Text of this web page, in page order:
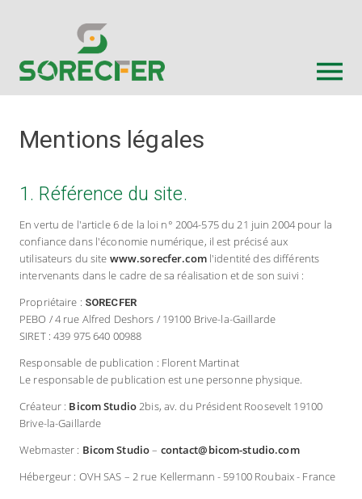
Mentions légales
1. Référence du site.
En vertu de l'article 6 de la loi n° 2004-575 du 21 juin 2004 pour la
confiance dans l'économie numérique, il est précisé aux
utilisateurs du site www.sorecfer.coml'identité des différents
intervenants dans le cadre de sa réalisation et de son suivi :
Propriétaire : SORECFER
PEBO / 4 rue Alfred Deshors / 19100 Brive-la-Gaillarde
SIRET : 439 975 640 00988
Responsable de publication : Florent Martinat
Le responsable de publication est une personne physique.
Créateur : Bicom Studio2bis, av. du Président Roosevelt 19100
Brive-la-Gaillarde
Webmaster : Bicom Studio– contact@bicom-studio.com
Hébergeur : OVH SAS – 2 rue Kellermann - 59100 Roubaix - France